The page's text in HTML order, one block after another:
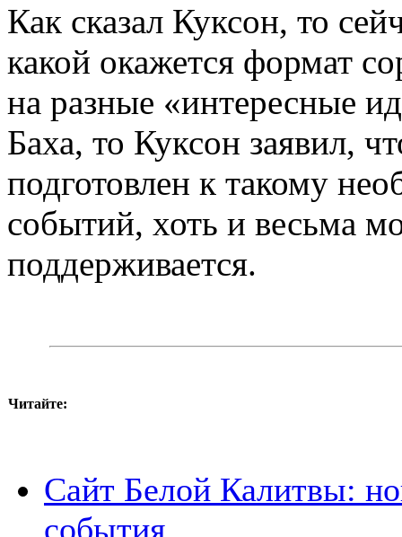
Как сказал Куксон, то
какой окажется формат
на разные «интересные
Баха, то Куксон заявил,
подготовлен к такому
событий, хоть и весьма
поддерживается.
Читайте:
Сайт Белой Калитвы:
события